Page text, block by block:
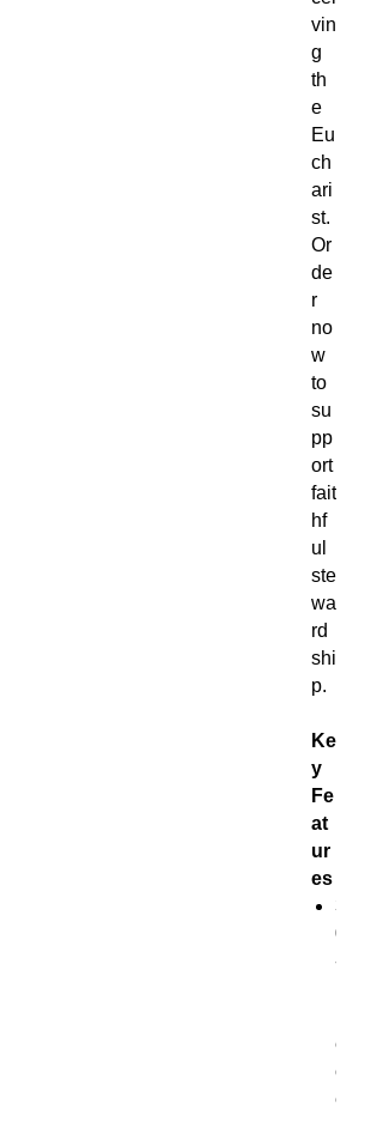
vin
g
th
e
Eu
ch
ari
st.
Or
de
r
no
w
to
su
pp
ort
fait
hf
ul
ste
wa
rd
shi
p.
Ke
y
Fe
at
ur
es
3
0
-
e
c
e